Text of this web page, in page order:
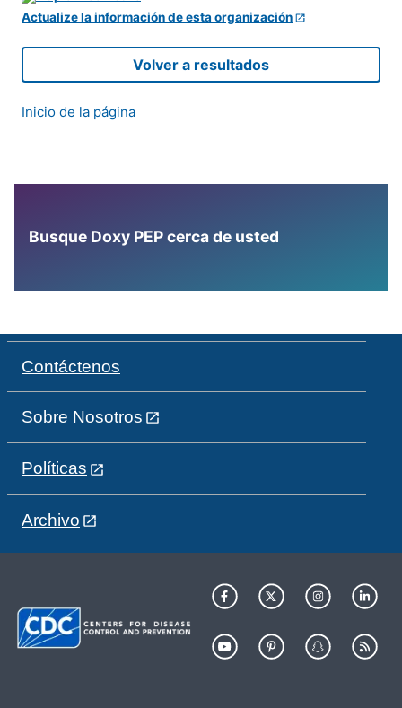
Actualize la información de esta organización
Volver a resultados
Inicio de la página
Busque Doxy PEP cerca de usted
Contáctenos
Sobre Nosotros
Políticas
Archivo